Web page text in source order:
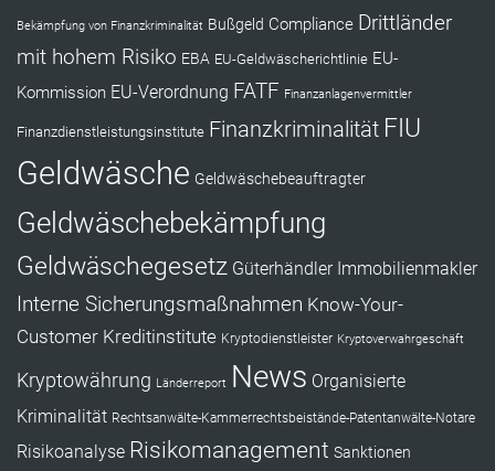
Bekämpfung von Finanzkriminalität Bußgeld Compliance Drittländer
mit hohem Risiko EBA EU-Geldwäscherichtlinie EU-
Kommission EU-Verordnung FATF Finanzanlagenvermittler
Finanzdienstleistungsinstitute Finanzkriminalität FIU
Geldwäsche Geldwäschebeauftragter
Geldwäschebekämpfung
Geldwäschegesetz Güterhändler Immobilienmakler
Interne Sicherungsmaßnahmen Know-Your-
Customer Kreditinstitute Kryptodienstleister Kryptoverwahrgeschäft
Kryptowährung Länderreport News Organisierte
Kriminalität Rechtsanwälte-Kammerrechtsbeistände-Patentanwälte-Notare
Risikoanalyse Risikomanagement Sanktionen